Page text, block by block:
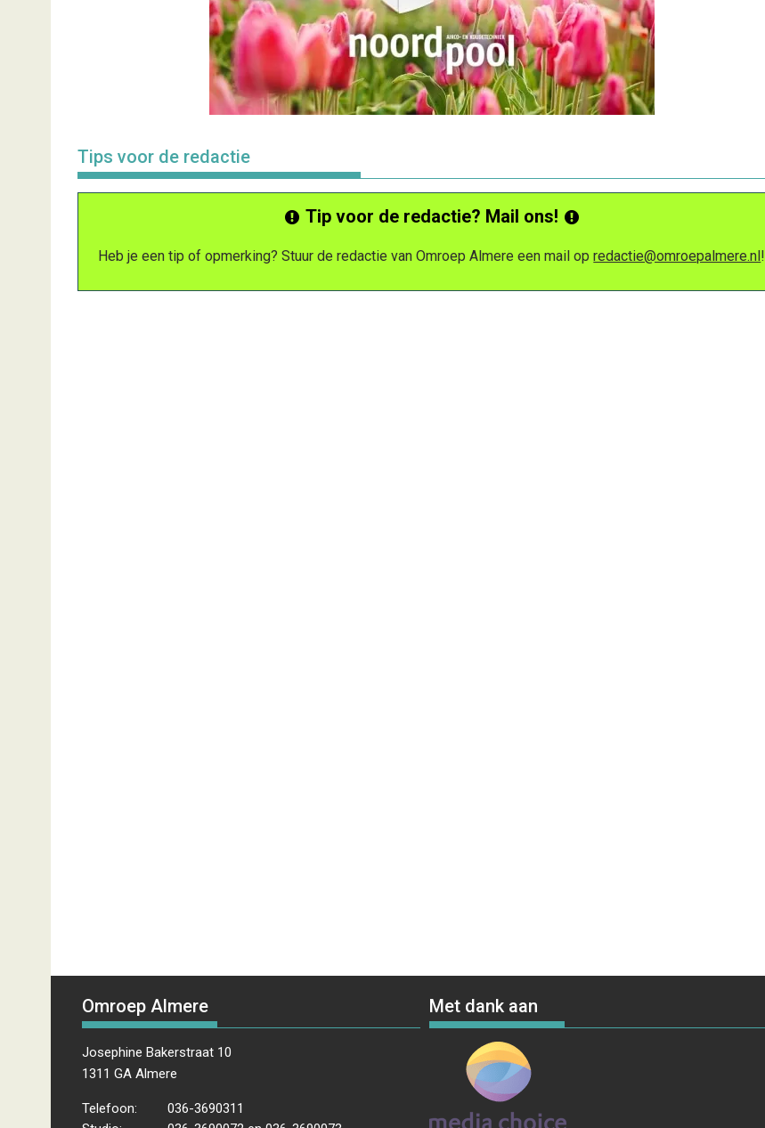
Tips voor de redactie
Tip voor de redactie? Mail ons!
Heb je een tip of opmerking? Stuur de redactie van Omroep Almere een mail opredactie@omroepalmere.nl!
Omroep Almere
Josephine Bakerstraat 10
1311 GA Almere
Telefoon:
036-3690311
Met dank aan